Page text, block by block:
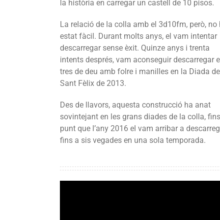
la història en carregar un castell de 10 pisos.
La relació de la colla amb el 3d10fm, però, no
estat fàcil. Durant molts anys, el vam intentar
descarregar sense èxit. Quinze anys i trenta
intents després, vam aconseguir descarregar
tres de deu amb folre i manilles en la Diada de
Sant Fèlix de 2013.
Des de llavors, aquesta construcció ha anat
sovintejant en les grans diades de la colla,
punt que l’any 2016 el vam arribar a
fins a sis vegades en una sola temporada.